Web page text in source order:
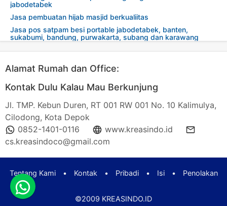
jabodetabek
Jasa pembuatan hijab masjid berkualiitas
Jasa pos satpam besi portable jabodetabek, banten,
sukabumi, bandung, purwakarta, subang dan karawang
Alamat Rumah dan Office:
Kontak Dulu Kalau Mau Berkunjung
Jl. TMP. Kebun Duren, RT 001 RW 001 No. 10 Kalimulya,
Cilodong, Kota Depok
0852-1401-0116
www.kreasindo.id
cs.kreasindoco@gmail.com
Tentang Kami • Kontak • Pribadi • Isi • Penolakan
©2009 KREASINDO.ID